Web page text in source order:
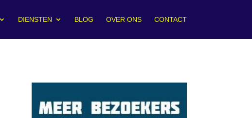
DIENSTEN BLOG OVER ONS CONTACT